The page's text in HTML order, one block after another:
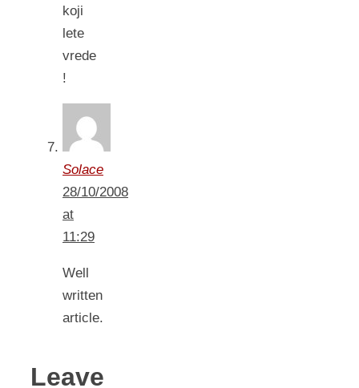
koji
lete
vrede
!
Solace
28/10/2008
at
11:29
Well
written
article.
Leave